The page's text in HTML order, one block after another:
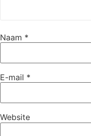
Naam *
E-mail *
Website